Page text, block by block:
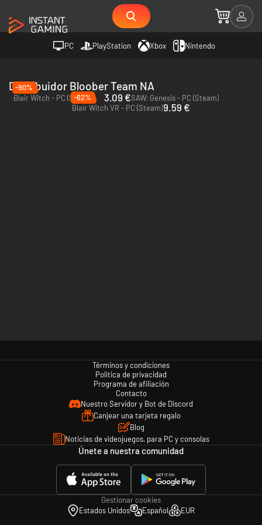
PC PlayStation Xbox Nintendo
Distribuidor Bloober Team NA
-90%
Blair Witch - PC (Steam)
3.09 €SAW: Genesis - PC (Steam)
-62%
Blair Witch VR - PC (Steam)9.59 €
Términos y condiciones
Política de privacidad
Programa de afiliación
Contacto
Nuestro Servidor y Bot de Discord
Canjear una tarjeta regalo
Blog
Noticias de videojuegos, para PC y consolas
Únete a nuestra comunidad
Gestionar cookies
Estados Unidos
Español EUR